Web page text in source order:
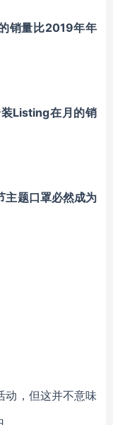
销量比2019年年
Listing在月的销
主题口罩必然成为
动，但这并不意味